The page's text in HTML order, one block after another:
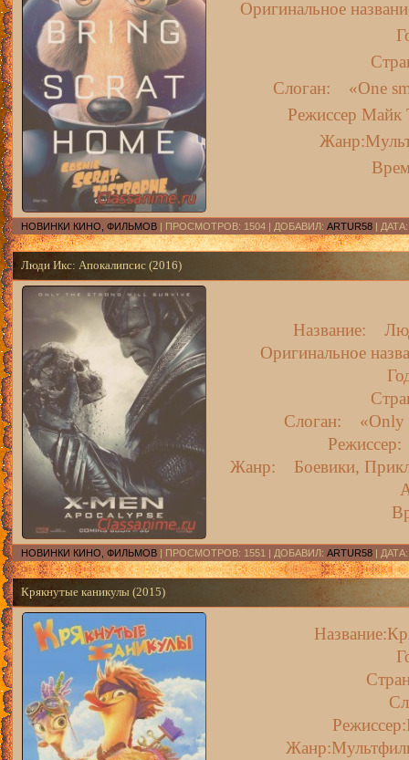
Оригинальное
Слоган: «One
Режиссер Майк
НОВИНКИ КИНО, ФИЛЬМОВ | ПРОСМОТРОВ: 1504 | ДОБАВИЛ: ARTUR58 |
Люди Икс: Апокалипсис (2016)
Название:
Оригинальное
Слоган: «Only
Жанр: Боевики,
НОВИНКИ КИНО, ФИЛЬМОВ | ПРОСМОТРОВ: 1551 | ДОБАВИЛ: ARTUR58 |
Крякнутые каникулы (2015)